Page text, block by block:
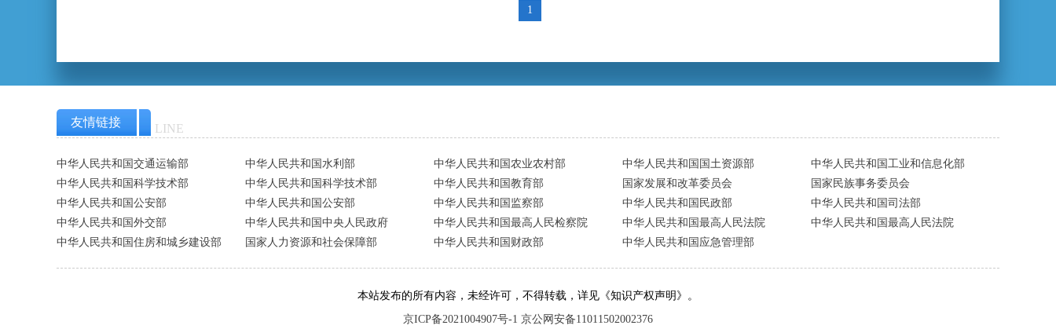
1
友情链接 LINE
中华人民共和国交通运输部 中华人民共和国水利部 中华人民共和国农业农村部 中华人民共和国国土资源部
中华人民共和国工业和信息化部
中华人民共和国科学技术部
中华人民共和国科学技术部 中华人民共和国教育部 国家发展和改革委员会
国家民族事务委员会
中华人民共和国公安部
中华人民共和国公安部 中华人民共和国监察部 中华人民共和国民政部
中华人民共和国司法部
中华人民共和国外交部
中华人民共和国中央人民政府 中华人民共和国最高人民检察院 中华人民共和国最高人民法院
中华人民共和国最高人民法院
中华人民共和国住房和城乡建设部
国家人力资源和社会保障部 中华人民共和国财政部 中华人民共和国应急管理部
本站发布的所有内容，未经许可，不得转载，详见《知识产权声明》。
京ICP备2021004907号-1 京公网安备11011502002376